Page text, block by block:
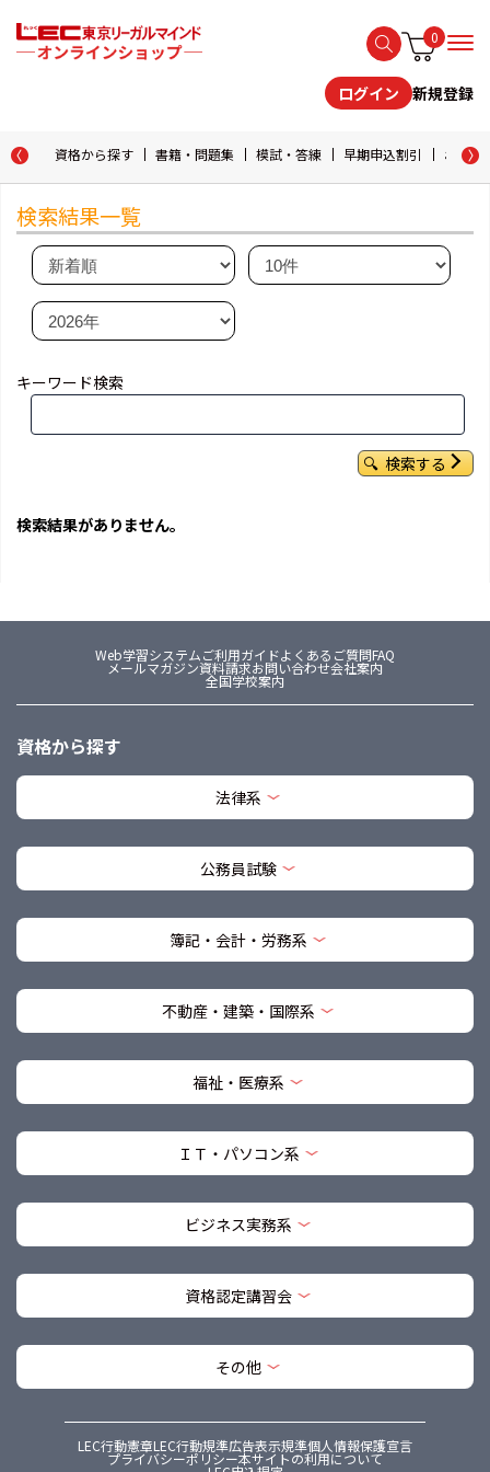
0
ログイン 新規登録
資格から探す 書籍・問題集 模試・答練 早期申込割引 おため
検索結果一覧
キーワード検索
検索する
検索結果がありません。
Web学習システムご利用ガイドよくあるご質問FAQ
メールマガジン資料請求お問い合わせ会社案内
全国学校案内
資格から探す
法律系
公務員試験
簿記・会計・労務系
不動産・建築・国際系
福祉・医療系
ＩＴ・パソコン系
ビジネス実務系
資格認定講習会
その他
LEC行動憲章LEC行動規準広告表示規準個人情報保護宣言
プライバシーポリシー本サイトの利用について